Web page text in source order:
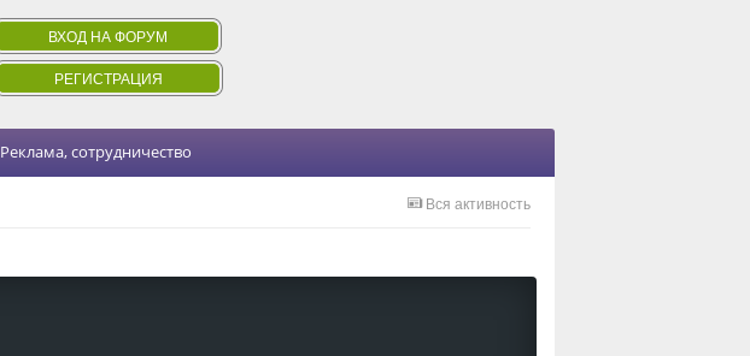
ВХОД НА ФОРУМ
РЕГИСТРАЦИЯ
Реклама, сотрудничество
Вся активность